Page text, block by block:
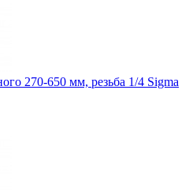
270-650 мм, резьба 1/4 Sigma